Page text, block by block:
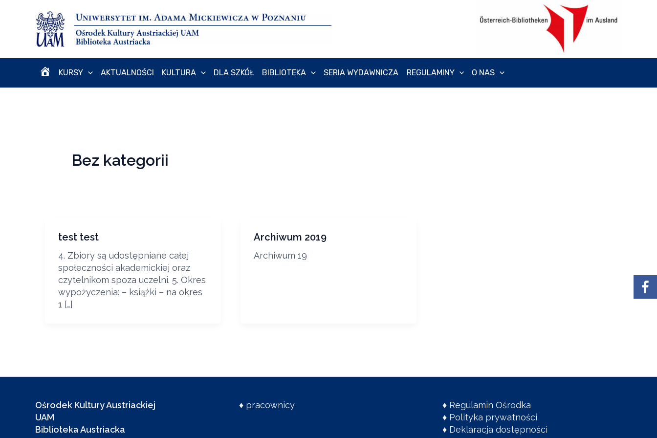
H
KURSY AKTUALNOŚCI KULTURA DLA SZKÓŁ BIBLIOTEKA SERIA WYDAWNICZA REGULAMINY O NAS
Bez kategorii
test test
4. Zbiory są udostępniane całej
społeczności akademickiej oraz
czytelnikom spoza uczelni. 5. Okres
wypożyczenia: – książki – na okres
1 […]
Archiwum 2019
Archiwum 19
Ośrodek Kultury Austriackiej
UAM
Biblioteka Austriacka
♦ pracownicy ♦ Regulamin Ośrodka
♦ Polityka prywatności
♦ Deklaracja dostępności